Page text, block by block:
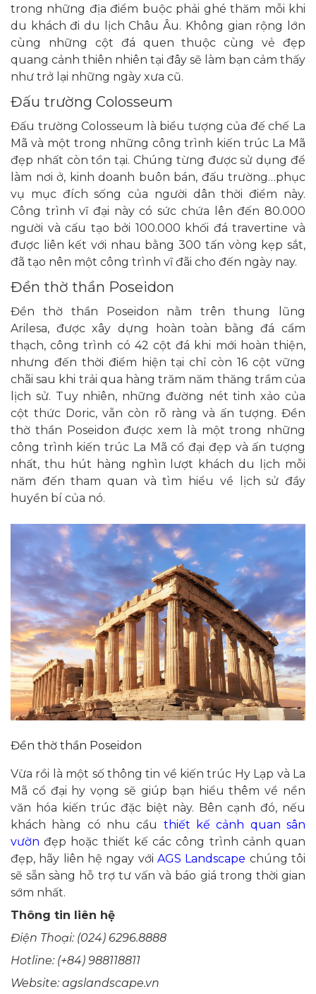
trong những địa điểm buộc phải ghé thăm mỗi khi
du khách đi du lịch Châu Âu. Không gian rộng lớn
cùng những cột đá quen thuộc cùng vẻ đẹp
quang cảnh thiên nhiên tại đây sẽ làm bạn cảm thấy
như trở lại những ngày xưa cũ.
Đấu trường Colosseum
Đấu trường Colosseum là biểu tượng của đế chế La
Mã và một trong những công trình kiến trúc La Mã
đẹp nhất còn tồn tại. Chúng từng được sử dụng để
làm nơi ở, kinh doanh buôn bán, đấu trường…phục
vụ mục đích sống của người dân thời điểm này.
Công trình vĩ đại này có sức chứa lên đến 80.000
người và cấu tạo bởi 100.000 khối đá travertine và
được liên kết với nhau bằng 300 tấn vòng kẹp sắt,
đã tạo nên một công trình vĩ đãi cho đến ngày nay.
Đền thờ thần Poseidon
Đền thờ thần Poseidon nằm trên thung lũng
Arilesa, được xây dựng hoàn toàn bằng đá cẩm
thạch, công trình có 42 cột đá khi mới hoàn thiện,
nhưng đến thời điểm hiện tại chỉ còn 16 cột vững
chãi sau khi trải qua hàng trăm năm thăng trầm của
lịch sử. Tuy nhiên, những đường nét tinh xảo của
cột thức Doric, vẫn còn rõ ràng và ấn tượng. Đền
thờ thần Poseidon được xem là một trong những
công trình kiến trúc La Mã cổ đại đẹp và ấn tượng
nhất, thu hút hàng nghìn lượt khách du lịch mỗi
năm đến tham quan và tìm hiểu về lịch sử đầy
huyền bí của nó.
Đền thờ thần Poseidon
Vừa rồi là một số thông tin về kiến trúc Hy Lạp và La
Mã cổ đại hy vọng sẽ giúp bạn hiểu thêm về nền
văn hóa kiến trúc đặc biệt này. Bên cạnh đó, nếu
khách hàng có nhu cầu thiết kế cảnh quan sân
vườn đẹp hoặc thiết kế các công trình cảnh quan
đẹp, hãy liên hệ ngay với AGS Landscape chúng tôi
sẽ sẵn sàng hỗ trợ tư vấn và báo giá trong thời gian
sớm nhất.
Thông tin liên hệ
Điện Thoại: (024) 6296.8888
Hotline: (+84) 988118811
Website: agslandscape.vn